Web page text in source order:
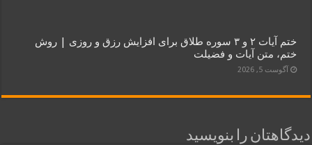
ختم آیات ۲ و ۳ سوره طلاق برای افزایش رزق و روزی | روش
ختم، متن آیات و فضیلت
آگوست 5, 2026
دیدگاهتان را بنویسید